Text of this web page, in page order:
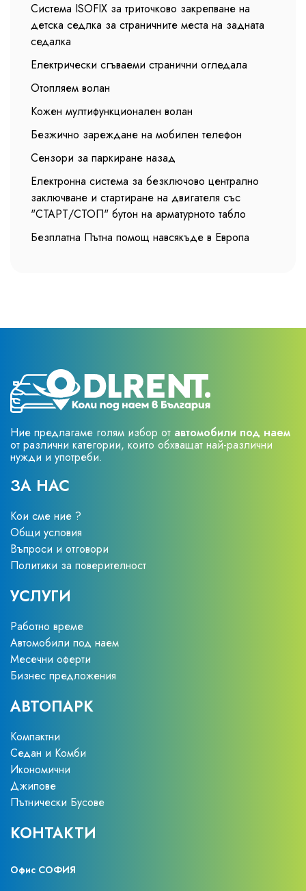
Система ISOFIX за триточково закрепване на
детска седлка за страничните места на задната
седалка
Електрически сгъваеми странични огледала
Отопляем волан
Кожен мултифункционален волан
Безжично зареждане на мобилен телефон
Сензори за паркиране назад
Електронна система за безключово централно
заключване и стартиране на двигателя със
"СТАРТ/СТОП" бутон на арматурното табло
Безплатна Пътна помощ навсякъде в Европа
Ние предлагаме голям избор от автомобили под наем
от различни категории, които обхващат най-различни
нужди и употреби.
ЗА НАС
Кои сме ние ?
Общи условия
Въпроси и отговори
Политики за поверителност
УСЛУГИ
Работно време
Автомобили под наем
Месечни оферти
Бизнес предложения
АВТОПАРК
Компактни
Седан и Комби
Икономични
Джипове
Пътнически Бусове
КОНТАКТИ
Офис СОФИЯ